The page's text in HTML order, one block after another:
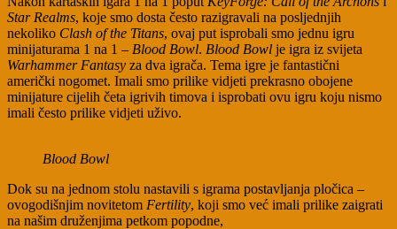
Star Realms, koje smo dosta često razigravali na posljednjih
nekoliko Clash of the Titans, ovaj put isprobali smo jednu igru
minijaturama 1 na 1 – Blood Bowl. Blood Bowl je igra iz svijeta
Warhammer Fantasy za dva igrača. Tema igre je fantastični
američki nogomet. Imali smo prilike vidjeti prekrasno obojene
minijature cijelih četa igrivih timova i isprobati ovu igru koju nismo
imali često prilike vidjeti uživo.
Blood Bowl
Dok su na jednom stolu nastavili s igrama postavljanja pločica –
ovogodišnjim novitetom Fertility, koji smo već imali prilike zaigrati
na našim druženjima petkom popodne,